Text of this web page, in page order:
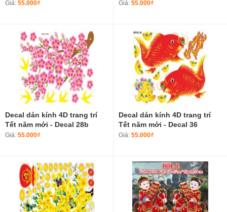
Giá: 55.000₫ Giá: 55.000₫
Decal dán kính 4D trang trí
Tết năm mới - Decal 28b
Giá: 55.000₫
Decal dán kính 4D trang trí
Tết năm mới - Decal 36
Giá: 55.000₫